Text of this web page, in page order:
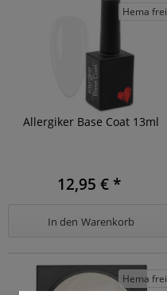
Hema frei
Allergiker Base Coat 13ml
12,95 € *
In den Warenkorb
Hema frei